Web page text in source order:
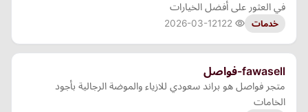
في العثور على أفضل الخيارات
خدمات 2026-03-12
fawasell-فواصل
متجر فواصل هو براند سعودي للازياء والموضة الرجالية بأجود
الخامات